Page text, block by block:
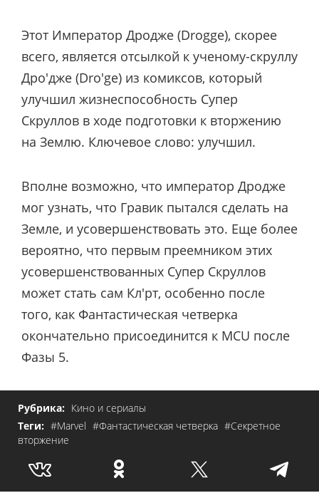
Этот Император Дродже (Drogge), скорее
всего, является отсылкой к ученому-скруллу
Дро'дже (Dro'ge) из комиксов, который
улучшил жизнеспособность Супер
Скруллов в ходе подготовки к вторжению
на Землю. Ключевое слово: улучшил.
Вполне возможно, что император Дродже
мог узнать, что Гравик пытался сделать на
Земле, и усовершенствовать это. Еще более
вероятно, что первым преемником этих
усовершенствованных Супер Скруллов
может стать сам Кл'рт, особенно после
того, как Фантастическая четверка
окончательно присоединится к MCU после
Фазы 5.
Рубрика: Кино и сериалы
Теги: #Marvel #Фантастическая четверка #Секретное
вторжение